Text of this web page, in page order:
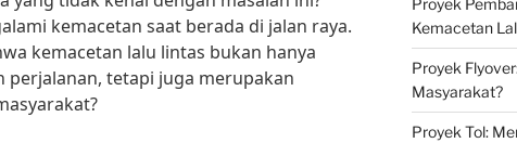
kemacetan saat berada di jalan raya.
kemacetan lalu lintas bukan hanya
perjalanan, tetapi juga merupakan
Proyek
Kemacetan
Proyek
Masyarakat?
Proyek Tol: